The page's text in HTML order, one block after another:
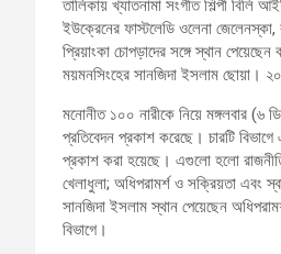
তালিকায় খ্যাতনামা সংগীত শিল্পী বিলি
ইউক্রেনের ফাস্টলেডি ওলেনা
প্রিয়াংকা চোপড়াদের সঙ্গে স্থান পেয়েছেন
ময়মনসিংহের সানজিদা ইসলাম ছোয়া।
মনোনীত ১০০ নারীকে নিয়ে মঙ্গলবার (৬
প্রতিবেদন প্রকাশ করেছে। চারটি
প্রকাশ করা হয়েছে। এগুলো হলো
খেলাধুলা; অধিপরামর্শ ও সক্রিয়তা এবং
সানজিদা ইসলাম স্থান পেয়েছেন
বিভাগে।